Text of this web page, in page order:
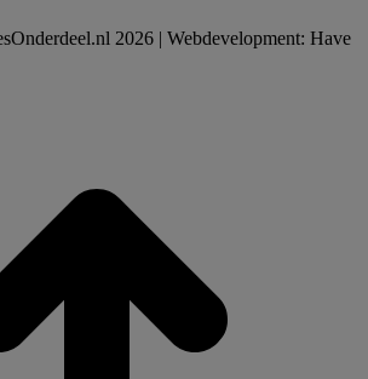
2026 | Webdevelopment: Have